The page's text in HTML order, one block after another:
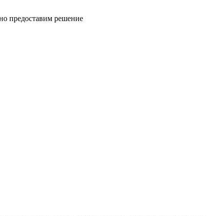
предоставим решение